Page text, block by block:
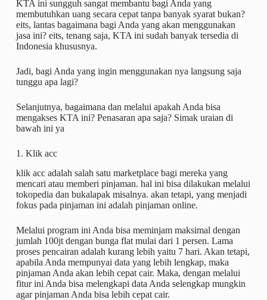
KTA ini sungguh sangat membantu bagi Anda yang
membutuhkan uang secara cepat tanpa banyak syarat bukan?
eits, lantas bagaimana bagi Anda yang akan menggunakan
jasa ini? eits, tenang saja, KTA ini sudah banyak tersedia di
Indonesia khususnya.
Jadi, bagi Anda yang ingin menggunakan nya langsung saja
tunggu apa lagi?
Selanjutnya, bagaimana dan melalui apakah Anda bisa
mengakses KTA ini? Penasaran apa saja? Simak uraian di
bawah ini ya
1. Klik acc
klik acc adalah salah satu marketplace bagi mereka yang
mencari atau memberi pinjaman. hal ini bisa dilakukan melalui
tokopedia dan bukalapak misalnya. akan tetapi, yang menjadi
fokus pada pinjaman ini adalah pinjaman online.
Melalui program ini Anda bisa meminjam maksimal dengan
jumlah 100jt dengan bunga flat mulai dari 1 persen. Lama
proses pencairan adalah kurang lebih yaitu 7 hari. Akan tetapi,
apabila Anda mempunyai data yang lebih lengkap, maka
pinjaman Anda akan lebih cepat cair. Maka, dengan melalui
fitur ini Anda bisa melengkapi data Anda selengkap mungkin
agar pinjaman Anda bisa lebih cepat cair.